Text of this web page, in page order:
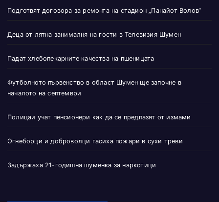
Подготвят договора за ремонта на стадион „Панайот Волов“
Деца от лятна занималня на гости в Телевизия Шумен
Падат хлебопекарните качества на пшеницата
Футболното първенство в област Шумен ще започне в
началото на септември
Полицаи учат пенсионери как да се предпазят от измами
Огнеборци и доброволци гасиха пожари в сухи треви
Задържаха 21-годишна шуменка за наркотици